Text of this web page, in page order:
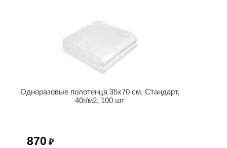
Одноразовые полотенца 35х70 см, Стандарт,
40г/м2, 100 шт
870 ₽